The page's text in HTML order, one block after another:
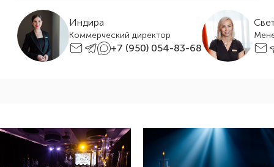
Индира
Коммерческий директор
+7 (950) 054-83-68